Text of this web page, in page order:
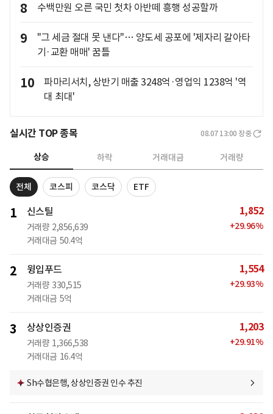
8 수백만원 오른 국민 첫차 아반떼 흥행 성공할까
9
"그 세금 절대 못 낸다"… 양도세 공포에 '제자리 갈아타
기·교환 매매' 꿈틀
10
파마리서치, 상반기 매출 3248억·영업익 1238억 '역
대 최대'
실시간 TOP 종목 08.07 13:00 장중
상승 하락 거래대금 거래량
전체 코스피 코스닥 ETF
1 신스틸
거래량 2,856,639
거래대금 50.4억
1,852
+29.96%
2 윙입푸드
거래량 330,515
거래대금 5억
1,554
+29.93%
3 상상인증권
거래량 1,366,538
거래대금 16.4억
1,203
+29.91%
Sh수협은행, 상상인증권 인수 추진